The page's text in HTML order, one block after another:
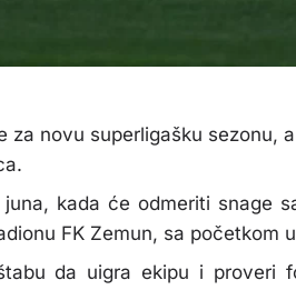
za novu superligašku sezonu,
kada će odmeriti snage
FK Zemun, sa početkom
da uigra ekipu i proveri